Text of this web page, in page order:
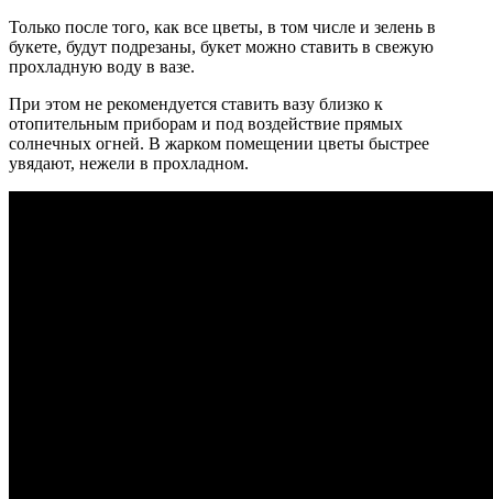
Только после того, как все цветы, в том числе и зелень в
букете, будут подрезаны, букет можно ставить в свежую
прохладную воду в вазе.
При этом не рекомендуется ставить вазу близко к
отопительным приборам и под воздействие прямых
солнечных огней. В жарком помещении цветы быстрее
увядают, нежели в прохладном.